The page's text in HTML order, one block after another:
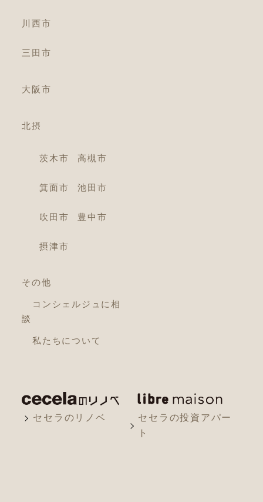
川西市
三田市
大阪市
北摂
茨木市 高槻市
箕面市 池田市
吹田市 豊中市
摂津市
その他
コンシェルジュに相
談
私たちについて
セセラのリノベ
セセラの投資アパー
ト